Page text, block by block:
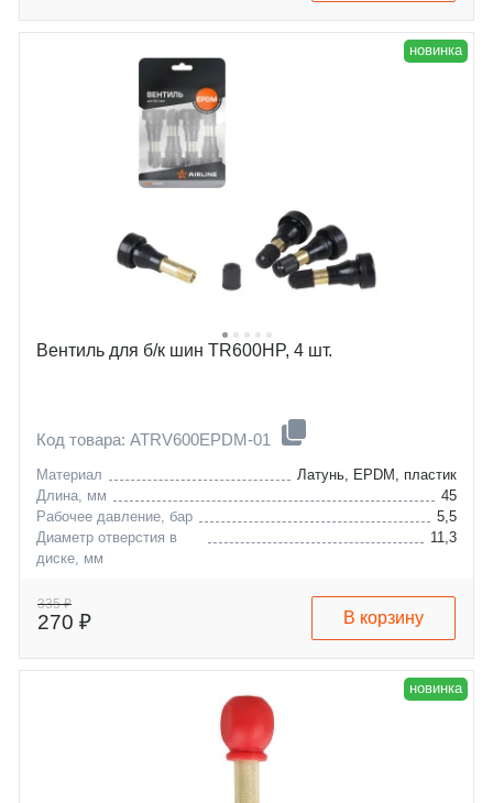
новинка
Вентиль для б/к шин TR600HP, 4 шт.
Код товара: ATRV600EPDM-01
Материал
Латунь, EPDM, пластик
Длина, мм
45
Рабочее давление, бар
5,5
Диаметр отверстия в
диске, мм
11,3
335 ₽
270 ₽ В корзину
новинка